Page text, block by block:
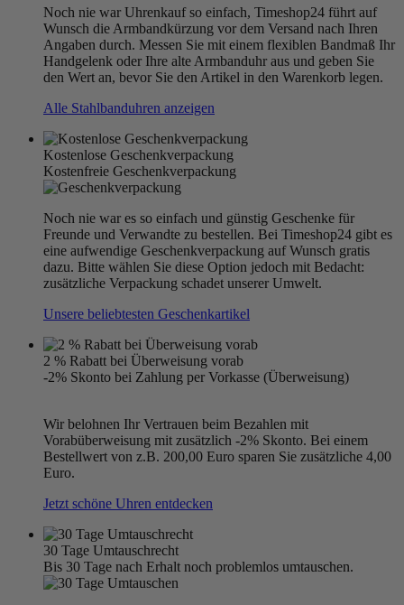
Noch nie war Uhrenkauf so einfach, Timeshop24 führt auf
Wunsch die Armbandkürzung vor dem Versand nach Ihren
Angaben durch. Messen Sie mit einem flexiblen Bandmaß Ihr
Handgelenk oder Ihre alte Armbanduhr aus und geben Sie
den Wert an, bevor Sie den Artikel in den Warenkorb legen.
Alle Stahlbanduhren anzeigen
Kostenlose Geschenkverpackung
Kostenfreie Geschenkverpackung
Noch nie war es so einfach und günstig Geschenke für
Freunde und Verwandte zu bestellen. Bei Timeshop24 gibt es
eine aufwendige Geschenkverpackung auf Wunsch gratis
dazu. Bitte wählen Sie diese Option jedoch mit Bedacht:
zusätzliche Verpackung schadet unserer Umwelt.
Unsere beliebtesten Geschenkartikel
2 % Rabatt bei Überweisung vorab
-2% Skonto bei Zahlung per Vorkasse (Überweisung)
Wir belohnen Ihr Vertrauen beim Bezahlen mit
Vorabüberweisung mit zusätzlich -2% Skonto. Bei einem
Bestellwert von z.B. 200,00 Euro sparen Sie zusätzliche 4,00
Euro.
Jetzt schöne Uhren entdecken
30 Tage Umtauschrecht
Bis 30 Tage nach Erhalt noch problemlos umtauschen.